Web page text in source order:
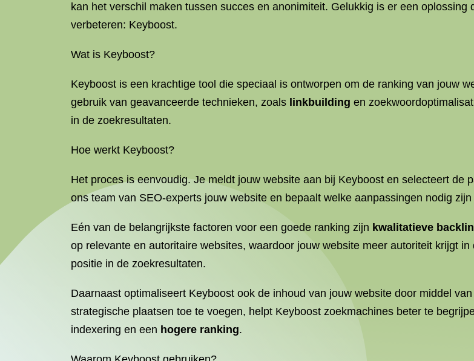
kan het verschil maken tussen succes en anonimiteit. Gelukkig is er een oplossing
verbeteren: Keyboost.
Wat is Keyboost?
Keyboost is een krachtige tool die speciaal is ontworpen om de ranking van jouw
gebruik van geavanceerde technieken, zoals linkbuilding en
in de zoekresultaten.
Hoe werkt Keyboost?
Het proces is eenvoudig. Je meldt jouw website aan bij Keyboost en selecteert de
ons team van SEO-experts jouw website en bepaalt welke aanpassingen nodig
Eén van de belangrijkste factoren voor een goede ranking zijn kwalitatieve
op relevante en autoritaire websites, waardoor jouw website meer autoriteit krijgt
positie in de zoekresultaten.
Daarnaast optimaliseert Keyboost ook de inhoud van jouw website door middel van
strategische plaatsen toe te voegen, helpt Keyboost zoekmachines beter te
indexering en een hogere ranking.